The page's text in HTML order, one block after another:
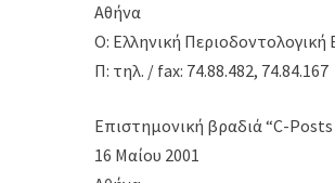
Αθήνα
Ο: Ελληνική Περιοδοντολογική
Π: τηλ. / fax: 74.88.482, 74.84.167
Επιστημονική βραδιά “C-
16 Μαίου 2001